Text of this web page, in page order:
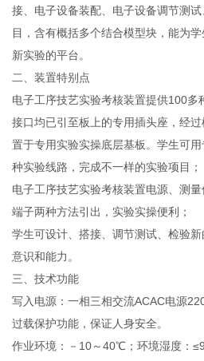
接、电子设备装配、电子设备调节测
目，含有概括多个结合模型块，能为
新实验的平台。
二、装置特别点
电子工序技艺实验考核装置提供100多
接口均已引至板上的专用插头座，经
置于专用实验实操底层基板。学生可
种实验线路，完成不一样的实验项目；
电子工序技艺实验考核装置电源、测
端子两种方法引出，实验实操便利；
学生可设计、搭接、调节测试、检验
意识和能力。
三、技术功能
写入电源：一相三相交流ACAC电源
过载保护功能，保证人身安全。
作业环境：－10～40℃；环境湿度：